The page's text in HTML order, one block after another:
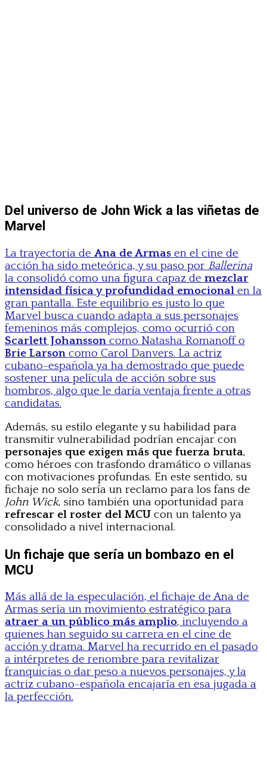
Del universo de John Wick a las viñetas de
Marvel
La trayectoria de Ana de Armas en el cine de
acción ha sido meteórica, y su paso por Ballerina
la consolidó como una figura capaz de mezclar
intensidad física y profundidad emocional en la
gran pantalla. Este equilibrio es justo lo que
Marvel busca cuando adapta a sus personajes
femeninos más complejos, como ocurrió con
Scarlett Johansson como Natasha Romanoff o
Brie Larson como Carol Danvers. La actriz
cubano-española ya ha demostrado que puede
sostener una película de acción sobre sus
hombros, algo que le daría ventaja frente a otras
candidatas.
Además, su estilo elegante y su habilidad para
transmitir vulnerabilidad podrían encajar con
personajes que exigen más que fuerza bruta,
como héroes con trasfondo dramático o villanas
con motivaciones profundas. En este sentido, su
fichaje no solo sería un reclamo para los fans de
John Wick, sino también una oportunidad para
refrescar el roster del MCU con un talento ya
consolidado a nivel internacional.
Un fichaje que sería un bombazo en el
MCU
Más allá de la especulación, el fichaje de Ana de
Armas sería un movimiento estratégico para
atraer a un público más amplio, incluyendo a
quienes han seguido su carrera en el cine de
acción y drama. Marvel ha recurrido en el pasado
a intérpretes de renombre para revitalizar
franquicias o dar peso a nuevos personajes, y la
actriz cubano-española encajaría en esa jugada a
la perfección.